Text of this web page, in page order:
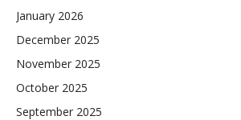
January 2026
December 2025
November 2025
October 2025
September 2025